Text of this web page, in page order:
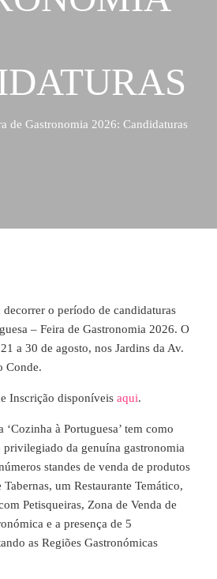
de Gastronomia 2026: Candidaturas
o período de candidaturas
– Feira de Gastronomia 2026. O
a 30 de agosto, nos Jardins da Av.
Conde.
Inscrição disponíveis aqui.
‘Cozinha à Portuguesa’ tem como
privilegiado da genuína gastronomia
standes de venda de produtos
um Restaurante Temático,
Petisqueiras, Zona de Venda de
e a presença de 5
as Regiões Gastronómicas